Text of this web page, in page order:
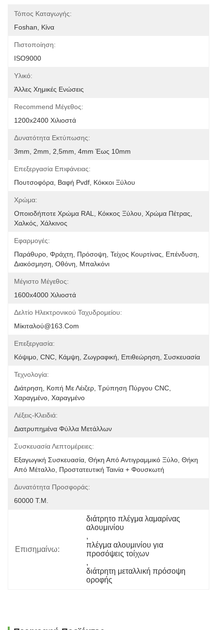
Τόπος Καταγωγής:
Foshan, Κίνα
Πιστοποίηση:
ISO9000
Υλικό:
Άλλες Χημικές Ενώσεις
Recommend Μέγεθος:
1200x2400 Χιλιοστά
Δυνατότητα Εκτύπωσης:
3mm, 2mm, 2,5mm, 4mm Έως 10mm
Επεξεργασία Επιφάνειας:
Πουτσοφόρα, Βαφή Pvdf, Κόκκοι Ξύλου
Χρώμα:
Οποιοδήποτε Χρώμα RAL, Κόκκος Ξύλου, Χρώμα Πέτρας,
Χαλκός, Χάλκινος
Εφαρμογές:
Παράθυρο, Φράχτη, Πρόσοψη, Τείχος Κουρτίνας, Επένδυση,
Διακόσμηση, Οθόνη, Μπαλκόνι
Μέγιστο Μέγεθος:
1600x4000 Χιλιοστά
Δελτίο Ηλεκτρονικού Ταχυδρομείου:
Μίκιταλού@163.com
Επεξεργασία:
Κόψιμο, CNC, Κάμψη, Ζωγραφική, Επιθεώρηση, Συσκευασία
Τεχνολογία:
Διάτρηση, Κοπή Με Λέιζερ, Τρύπηση Πύργου CNC,
Χαραγμένο, Χαραγμένο
Λέξεις-Κλειδιά:
Διατρυπημένα Φύλλα Μετάλλων
Συσκευασία Λεπτομέρειες:
Εξαγωγική Συσκευασία, Θήκη Από Αντιγραμμικό Ξύλο, Θήκη
Από Μέταλλο, Προστατευτική Ταινία + Φουσκωτή
Δυνατότητα Προσφοράς:
60000 Τ.μ.
Επισημαίνω:
διάτρητο πλέγμα λαμαρίνας
αλουμινίου
,
πλέγμα αλουμινίου για
προσόψεις τοίχων
,
διάτρητη μεταλλική πρόσοψη
οροφής